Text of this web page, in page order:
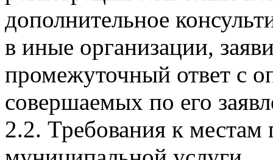
дополнительное
в иные организации,
промежуточный ответ с
совершаемых по его
2.2. Требования к местам